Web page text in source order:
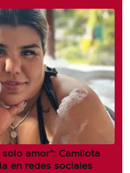
amor": Camilota
en redes sociales